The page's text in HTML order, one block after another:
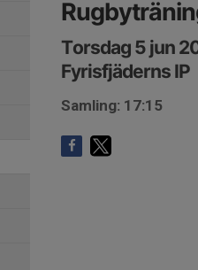
Torsdag 5 jun
Fyrisfjäderns IP
Samling: 17:15